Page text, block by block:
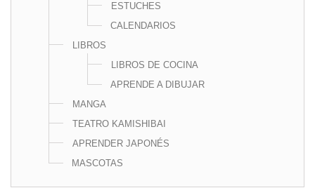
ESTUCHES
CALENDARIOS
LIBROS
LIBROS DE COCINA
APRENDE A DIBUJAR
MANGA
TEATRO KAMISHIBAI
APRENDER JAPONÉS
MASCOTAS